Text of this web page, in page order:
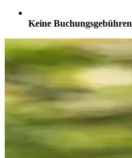
Keine Buchungsgebühren